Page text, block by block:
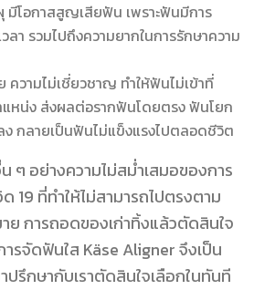
มีโอกาสสูญเสียฟัน เพราะฟันมีการ
า รวมไปถึงความยากในการรักษาความ
ความไม่เชี่ยวชาญ ทำให้ฟันไม่เข้าที่
หน่ง ส่งผลต่อรากฟันโดยตรง ฟันโยก
กลายเป็นฟันไม่แข็งแรงไปตลอดชีวิต
ๆ อย่างความไม่สม่ำเสมอของการ
19 ที่ทำให้ไม่สามารถไปตรงตาม
ย การถอดของเก่าทิ้งแล้วตัดสินใจ
รจัดฟันใส Käse Aligner จึงเป็น
ปรึกษากับเราตัดสินใจเลือกในทันที